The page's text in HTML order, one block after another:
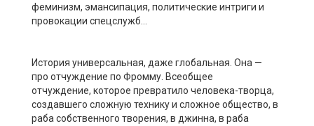
феминизм, эмансипация, политические интриги и
провокации спецслужб…
История универсальная, даже глобальная. Она —
про отчуждение по Фромму. Всеобщее
отчуждение, которое превратило человека-творца,
создавшего сложную технику и сложное общество, в
раба собственного творения, в джинна, в раба